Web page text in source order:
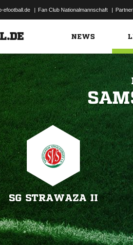
efootball.de | Fan Club Nationalmannschaft | Partner
NEWS
SG STRAWAZA II